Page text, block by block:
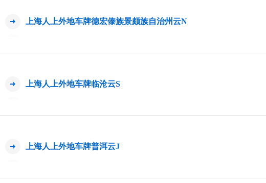
上海人上外地车牌德宏傣族景颇族自治州云N
上海人上外地车牌临沧云S
上海人上外地车牌普洱云J